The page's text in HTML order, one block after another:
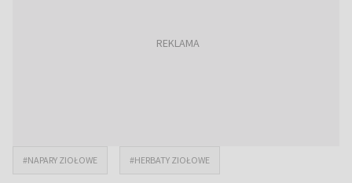
#NAPARY ZIOŁOWE #HERBATY ZIOŁOWE